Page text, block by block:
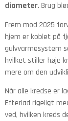
diameter. Brug
Frem mod 2025
hjem er koblet på
gulvvarmesystem
hvilket stiller høje
mere om den
Når alle kredse er
Efterlad rigeligt
ved, hvilken kreds